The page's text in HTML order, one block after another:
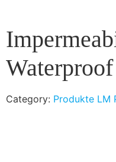
Category: Produkte LM